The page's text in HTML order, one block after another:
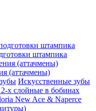
штампика
(аттачмены)
Искусственные зубы
х слойные в бобинах
New Ace & Naperce